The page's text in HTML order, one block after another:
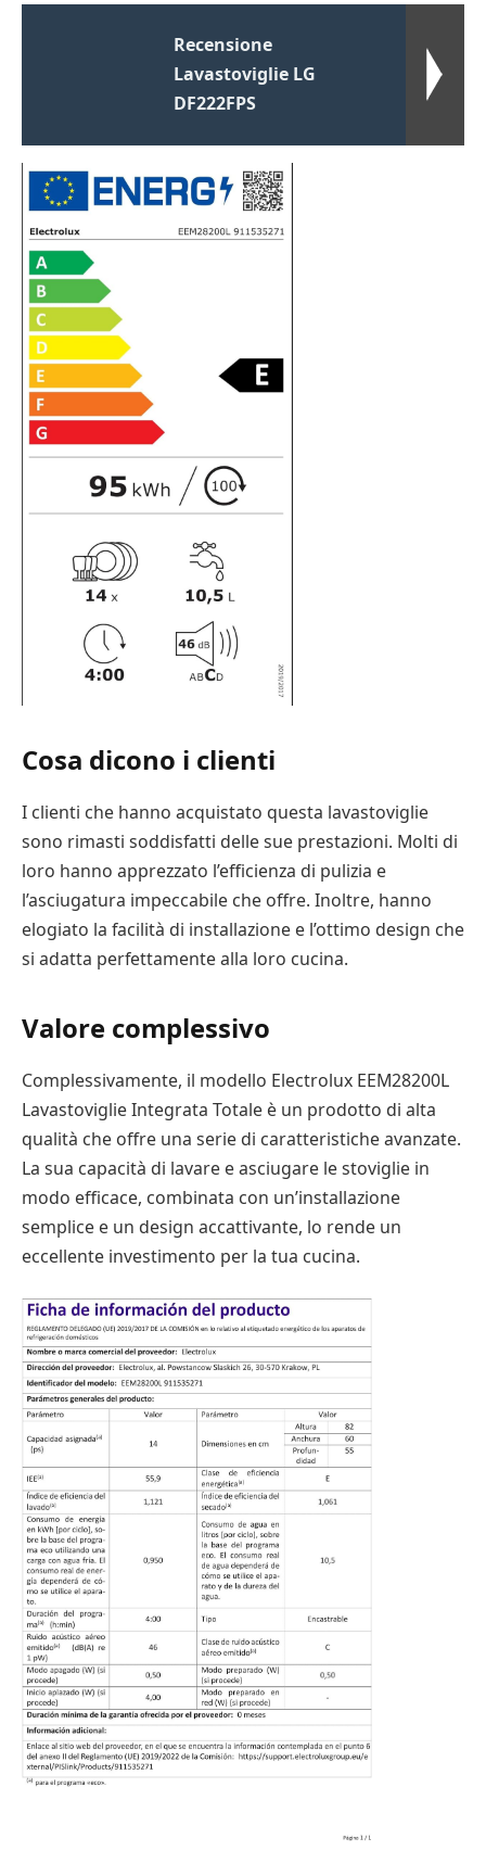
Recensione
Lavastoviglie LG
DF222FPS
Cosa dicono i clienti
I clienti che hanno acquistato questa lavastoviglie
sono rimasti soddisfatti delle sue prestazioni. Molti di
loro hanno apprezzato l’efficienza di pulizia e
l’asciugatura impeccabile che offre. Inoltre, hanno
elogiato la facilità di installazione e l’ottimo design che
si adatta perfettamente alla loro cucina.
Valore complessivo
Complessivamente, il modello Electrolux EEM28200L
Lavastoviglie Integrata Totale è un prodotto di alta
qualità che offre una serie di caratteristiche avanzate.
La sua capacità di lavare e asciugare le stoviglie in
modo efficace, combinata con un’installazione
semplice e un design accattivante, lo rende un
eccellente investimento per la tua cucina.